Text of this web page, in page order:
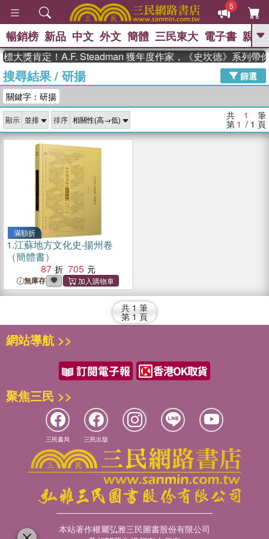
5
GO
高希均教授回憶錄
、 The Odyssey 、 父親節 、 如果歷
獎 臺灣漫遊錄 、 方念華 、 台灣的李
登輝時代
數學女孩：黎曼猜想 、
偉大的迷走神經
暢銷榜 新品 中文 外文 簡體 三民東大 電子書 親子
大獎肯定！A.F. Steadman 獲年度作家，《史坎德》系列帶
搜尋結果/ 研揚
篩選
關鍵字：研揚
顯示 排序 共 1 筆
第 1 / 1 頁
滿額折
1.江蘇地方文化史‧揚州卷
（簡體書）
87
705
無庫存
共 1 筆
第 1 頁
網站導航 >>
聚焦三民 >>
三民書局 三民出版
本站著作權屬弘雅三民圖書股份有限公司